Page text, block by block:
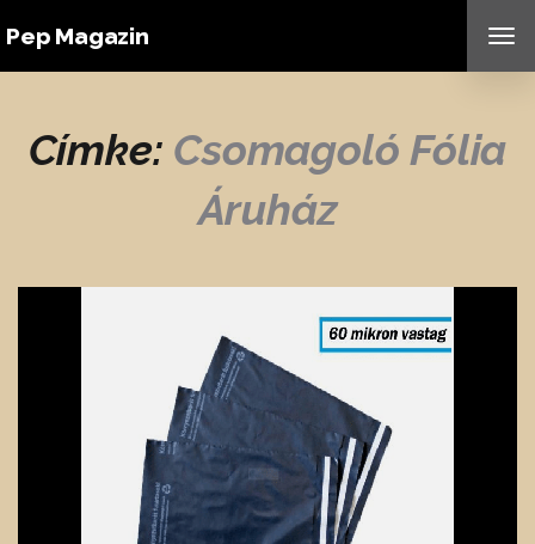
Pep Magazin
Címke: Csomagoló Fólia
Áruház